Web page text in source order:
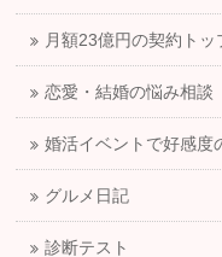
月額23億円の契約ト
恋愛・結婚の悩み相談
婚活イベントで好感度
グルメ日記
診断テスト